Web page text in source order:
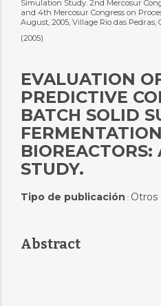
Simulation Study. 2nd Mercosur
and 4th Mercosur Congress on
August, 2005, Village Rio das Pedras,
(2005)
EVALUATION
PREDICTIVE
BATCH SOLID
FERMENTATION
STUDY.
Tipo de publicación : Otros
Abstract